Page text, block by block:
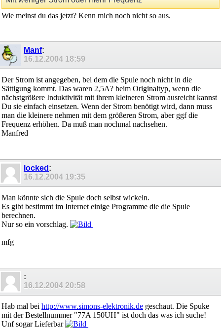
Wie meinst du das jetzt? Kenn mich noch nicht so aus.
Manf:
16.12.2004 18:59
Der Strom ist angegeben, bei dem die Spule noch nicht in die
Sättigung kommt. Das waren 2,5A? beim Originaltyp, wenn die
nächstgrößere Induktivität mit ihrem kleineren Strom ausreicht kannst
Du sie einfach einsetzen. Wenn der Strom benötigt wird, dann muss
man die kleinere nehmen mit dem größeren Strom, aber ggf die
Frequenz erhöhen. Da muß man nochmal nachsehen.
Manfred
locked :
16.12.2004 19:35
Man könnte sich die Spule doch selbst wickeln.
Es gibt bestimmt im Internet einige Programme die die Spule
berechnen.
Nur so ein vorschlag.
mfg
:
16.12.2004 20:58
Hab mal bei http://www.simons-elektronik.de geschaut. Die Spuke
mit der Bestellnummer "77A 150UH" ist doch das was ich suche!
Unf sogar Lieferbar